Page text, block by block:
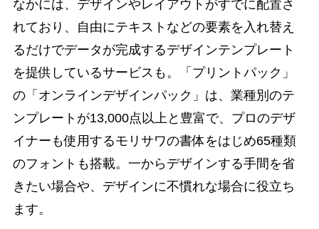
なかには、デザインやレイアウトがすでに配置さ
れており、自由にテキストなどの要素を入れ替え
るだけでデータが完成するデザインテンプレート
を提供しているサービスも。「プリントパック」
の「オンラインデザインパック」は、業種別のテ
ンプレートが13,000点以上と豊富で、プロのデザ
イナーも使用するモリサワの書体をはじめ65種類
のフォントも搭載。一からデザインする手間を省
きたい場合や、デザインに不慣れな場合に役立ち
ます。